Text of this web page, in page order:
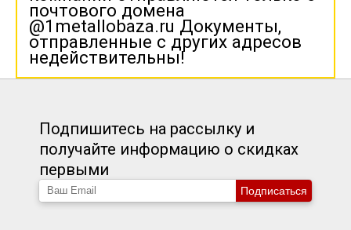
почтового домена
@1metallobaza.ru Документы,
отправленные с других адресов
недействительны!
Подпишитесь на рассылку и
получайте информацию о скидках
первыми
Подписаться